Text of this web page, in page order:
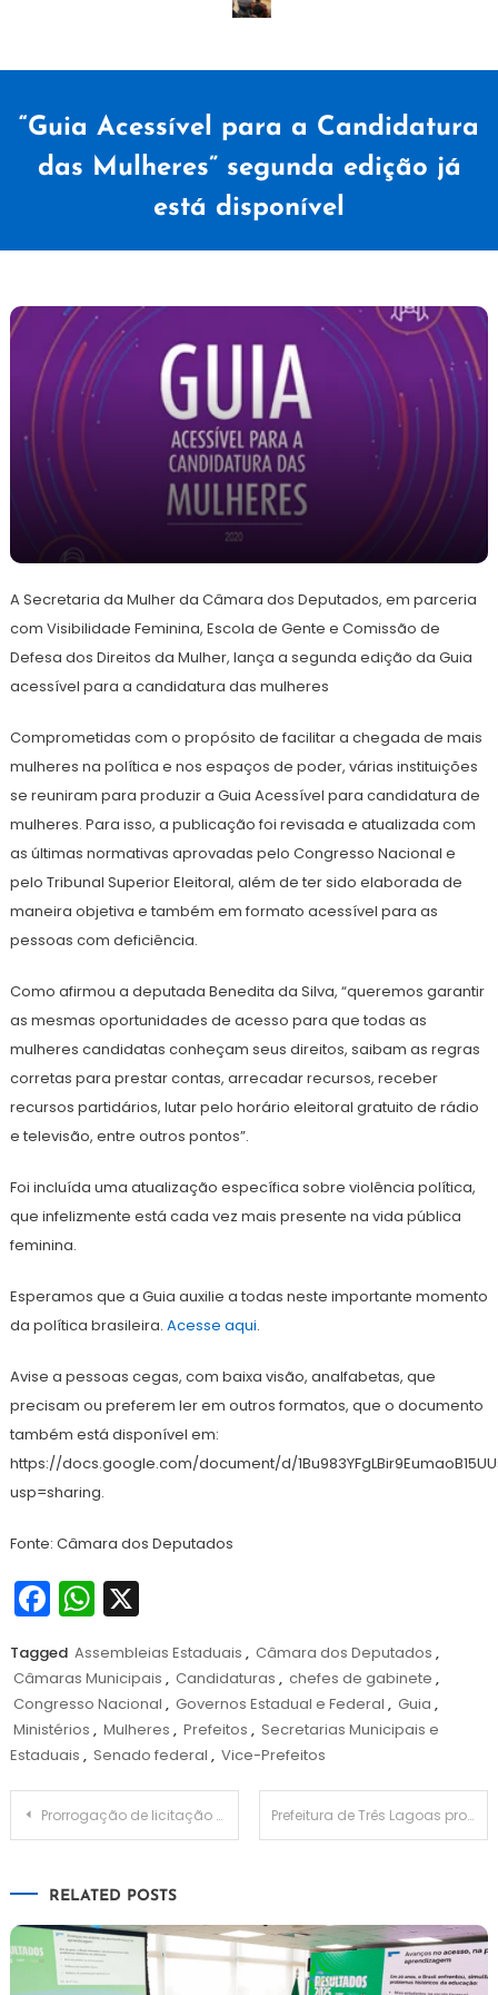
“Guia Acessível para a Candidatura
das Mulheres” segunda edição já
está disponível
julho
de
Redação
A Secretaria da Mulher da Câmara dos Deputados, em parceria
com Visibilidade Feminina, Escola de Gente e Comissão de
Defesa dos Direitos da Mulher, lança a segunda edição da Guia
acessível para a candidatura das mulheres
Comprometidas com o propósito de facilitar a chegada de mais
mulheres na política e nos espaços de poder, várias instituições
se reuniram para produzir a Guia Acessível para candidatura de
mulheres. Para isso, a publicação foi revisada e atualizada com
as últimas normativas aprovadas pelo Congresso Nacional e
pelo Tribunal Superior Eleitoral, além de ter sido elaborada de
maneira objetiva e também em formato acessível para as
pessoas com deficiência.
Como afirmou a deputada Benedita da Silva, “queremos garantir
as mesmas oportunidades de acesso para que todas as
mulheres candidatas conheçam seus direitos, saibam as regras
corretas para prestar contas, arrecadar recursos, receber
recursos partidários, lutar pelo horário eleitoral gratuito de rádio
e televisão, entre outros pontos”.
Foi incluída uma atualização específica sobre violência política,
que infelizmente está cada vez mais presente na vida pública
feminina.
Esperamos que a Guia auxilie a todas neste importante momento
da política brasileira. Acesse aqui.
Avise a pessoas cegas, com baixa visão, analfabetas, que
precisam ou preferem ler em outros formatos, que o documento
também está disponível em:
https://docs.google.com/document/d/
usp=sharing.
Fonte: Câmara dos Deputados
Facebook
WhatsApp
X
Tagged Assembleias Estaduais , Câmara dos Deputados ,
Câmaras Municipais , Candidaturas , chefes de gabinete ,
Congresso Nacional , Governos Estadual e Federal , Guia ,
Ministérios , Mulheres , Prefeitos , Secretarias Municipais e
Estaduais , Senado federal , Vice-Prefeitos
Navegação
Prorrogação de licitação é feita por Petrobras do FPSO Barracuda-Caratinga Prefeitura de Três Lagoas proibira publicação e redes sociais sobre notícias durante período eleitoral
RELATED POSTS